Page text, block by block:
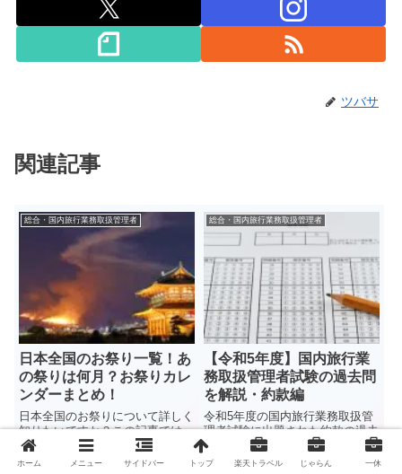
ツバサ
関連記事
総合・国内旅行業務取扱管理者
日本全国のお祭り一覧！あ
の祭りは何月？お祭りカレ
ンダーまとめ！
日本全国のお祭りについて詳しく
知りたいですか？この記事では、
日本全国で行われているいろいろ
なお祭りの一覧を紹介します。そ
2020.06.28 2021.05.13
総合・国内旅行業務取扱管理者
【令和5年度】国内旅行業
務取扱管理者試験の過去問
を解説・約款編
令和5年度の国内旅行業務取扱管
理者試験に出題された約款の過去
問解説をしています。それぞれの
選択肢のポイントや問題を解くと
2024.06.23 2025.01.19
ホーム メニュー サイドバー トップ 楽天トラベル じゃらん 一休